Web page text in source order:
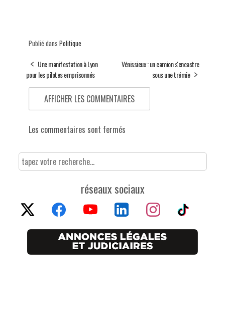
Publié dans Politique
Une manifestation à Lyon
pour les pilotes emprisonnés
Vénissieux : un camion s'encastre
sous une trémie
AFFICHER LES COMMENTAIRES
Les commentaires sont fermés
réseaux sociaux